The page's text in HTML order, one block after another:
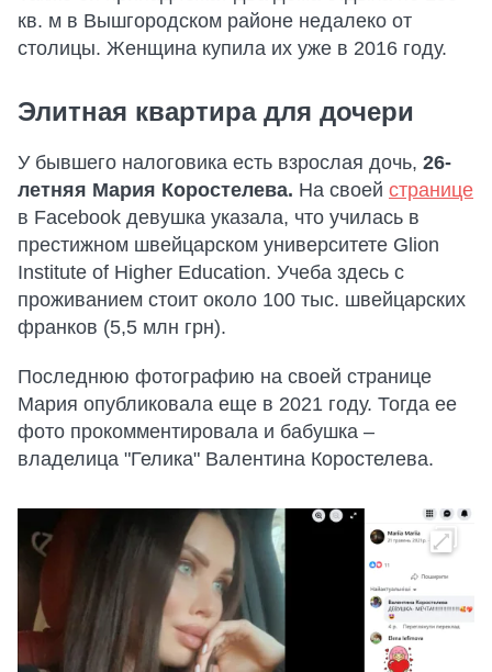
кв. м в Вышгородском районе недалеко от
столицы. Женщина купила их уже в 2016 году.
Элитная квартира для дочери
У бывшего налоговика есть взрослая дочь, 26-
летняя Мария Коростелева. На своей странице
в Facebook девушка указала, что училась в
престижном швейцарском университете Glion
Institute of Higher Education. Учеба здесь с
проживанием стоит около 100 тыс. швейцарских
франков (5,5 млн грн).
Последнюю фотографию на своей странице
Мария опубликовала еще в 2021 году. Тогда ее
фото прокомментировала и бабушка –
владелица "Гелика" Валентина Коростелева.